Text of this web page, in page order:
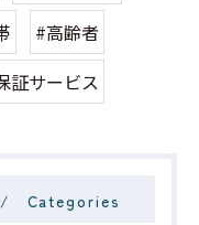
#高齢者
証サービス
Categories